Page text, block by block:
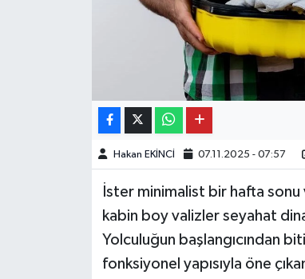
Hakan EKİNCİ 07.11.2025 - 07:57
İster minimalist bir hafta
kabin boy valizler seyahat
Yolculuğun başlangıcından
fonksiyonel yapısıyla öne